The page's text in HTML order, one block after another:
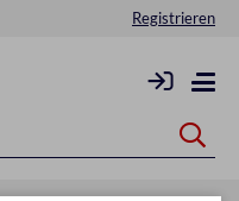
Registrieren